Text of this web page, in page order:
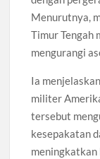
Menurutnya,
Timur Tengah
mengurangi
Ia
militer
tersebut
kesepakatan